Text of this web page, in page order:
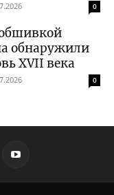
0
обнаружили
XVII века
0